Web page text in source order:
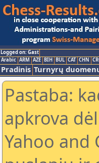
Logged on: Gast
Arabic ARM AZE BIH BUL CAT CHN
Pradinis Turnyrų
Pastaba:
apkrova
Yahoo and